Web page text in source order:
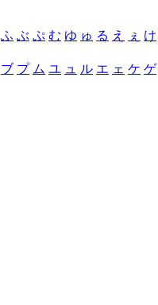
ふ ぶ ぷ む ゆ ゅ る え ぇ け
ブ プ ム ユ ュ ル エ ェ ケ ゲ